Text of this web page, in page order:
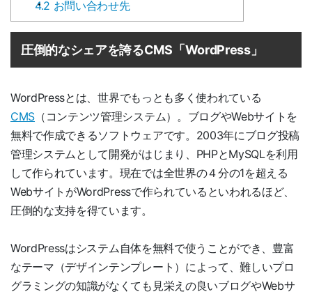
4.2 お問い合わせ先
圧倒的なシェアを誇るCMS「WordPress」
WordPressとは、世界でもっとも多く使われている
CMS （コンテンツ管理システム）。ブログやWebサイトを
無料で作成できるソフトウェアです。2003年にブログ投稿
管理システムとして開発がはじまり、PHPとMySQLを利用
して作られています。現在では全世界の４分の1を超える
WebサイトがWordPressで作られているといわれるほど、
圧倒的な支持を得ています。
WordPressはシステム自体を無料で使うことができ、豊富
なテーマ（デザインテンプレート）によって、難しいプロ
グラミングの知識がなくても見栄えの良いブログやWebサ